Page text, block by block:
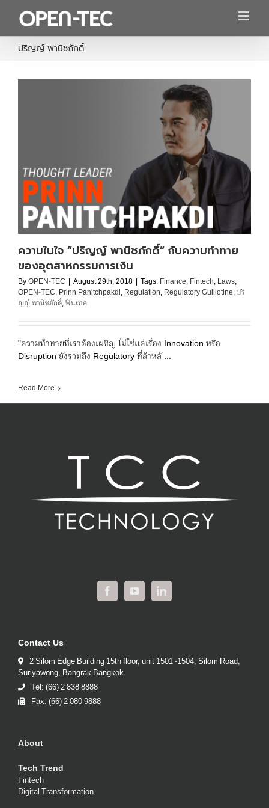
content
ปริญญ์ พานิชภักดิ์
ความในใจ “ปริญญ์ พานิชภักดิ์” กับความท้าทาย
ของอุตสาหกรรมการเงิน
ByOPEN-TEC | August 29th, 2018 | Tags: Finance, Fintech, Laws,
OPEN-TEC, Prinn Panitchpakdi, Regulation, Regulatory Guillotine,ปริ
ญญ์ พานิชภักดิ์,ฟินเทค
"ความท้าทายที่เราต้องเผชิญ ไม่ใช่แค่เรื่อง Innovation หรือ
Disruption ยังรวมถึง Regulatory ที่ล้าหลั ...
Read More
Contact Us
2 Silom Edge Building 15th floor, unit 1501 -1504, Silom Road,
Suriyawong, Bangrak Bangkok
Tel: (66) 2 838 8888
Fax: (66) 2 080 9888
About
Tech Trend
Fintech
Digital Transformation